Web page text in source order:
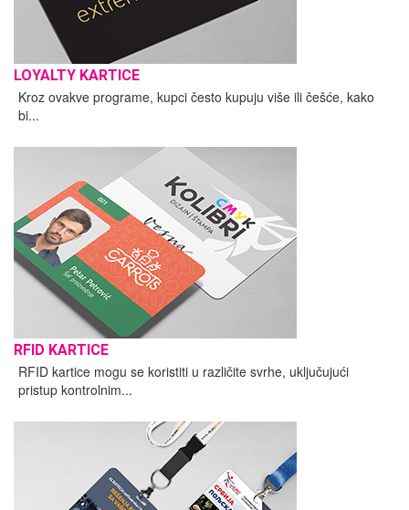
LOYALTY KARTICE
Kroz ovakve programe, kupci često kupuju više ili češće, kako
bi...
RFID KARTICE
RFID kartice mogu se koristiti u različite svrhe, uključujući
pristup kontrolnim...